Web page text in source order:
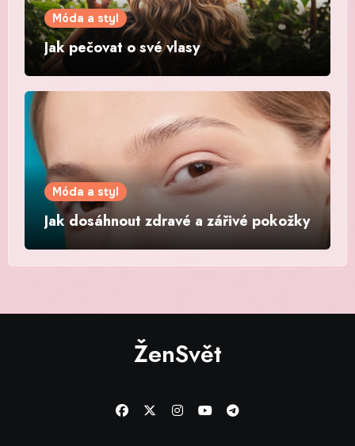
Móda a styl
Jak pečovat o své vlasy
Móda a styl
Jak dosáhnout zdravé a zářivé pokožky
ŽenSvět